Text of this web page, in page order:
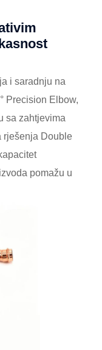
i saradnju na
Precision Elbow,
sa zahtjevima
rješenja Double
pomažu u